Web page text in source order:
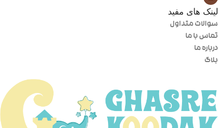
لینک های مفید
سوالات متداول
تماس با ما
درباره ما
بلاگ